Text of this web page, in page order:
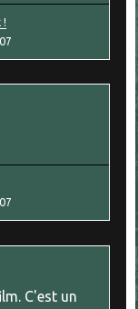
!
C'est un